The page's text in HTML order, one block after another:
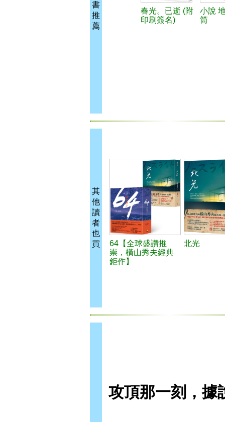
書
推
薦
春光。已逝 (附
印刷簽名)
小說
筒
其
他
讀
者
也
買
64【全球盛讚推
崇，橫山秀夫經典
鉅作】
北光
攻頂那一刻，據